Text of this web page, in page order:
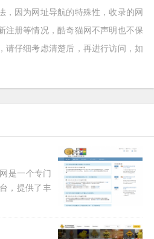
，因为网址导航的特殊性，收录的网
注册等情况，酷奇猫网不声明也不保
请仔细考虑清楚后，再进行访问，如
是一个专门
，提供了丰
界魔方协会